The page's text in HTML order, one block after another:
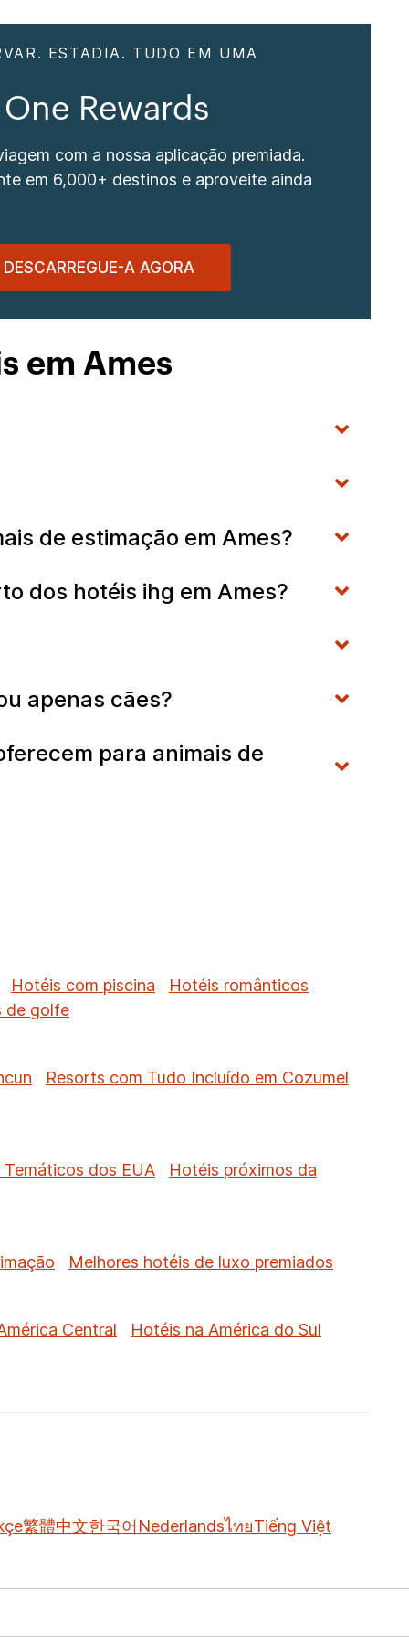
ESTADIA. TUDO EM UMA
Rewards
com a nossa aplicação premiada.
em 6,000+ destinos e aproveite ainda
DESCARREGUE-A AGORA
em Ames
de estimação em Ames?
dos hotéis ihg em Ames?
apenas cães?
para animais de
Hotéis com piscina
Hotéis românticos
de golfe
Resorts com Tudo Incluído em Cozumel
dos EUA
Hotéis próximos da
Melhores hotéis de luxo premiados
Central
Hotéis na América do Sul
繁體中文한국어 NederlandsไทยTiếng Việt